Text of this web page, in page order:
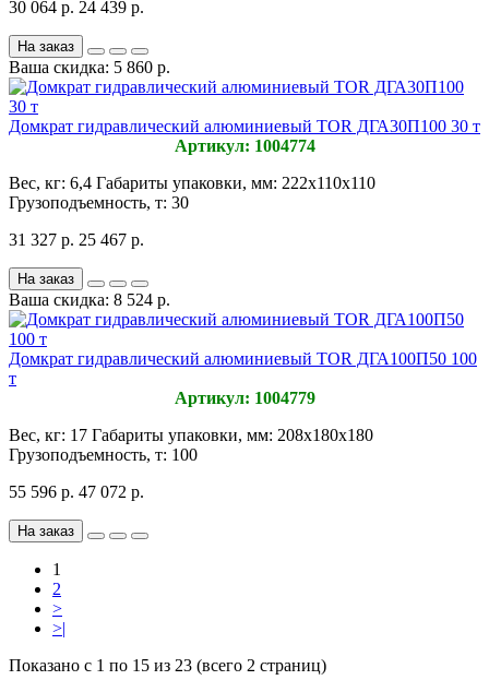
30 064 р. 24 439 р.
На заказ
Ваша скидка: 5 860 р.
Домкрат гидравлический алюминиевый TOR ДГА30П100 30 т
Артикул: 1004774
Вес, кг: 6,4 Габариты упаковки, мм: 222х110х110
Грузоподъемность, т: 30
31 327 р. 25 467 р.
На заказ
Ваша скидка: 8 524 р.
Домкрат гидравлический алюминиевый TOR ДГА100П50 100
т
Артикул: 1004779
Вес, кг: 17 Габариты упаковки, мм: 208х180х180
Грузоподъемность, т: 100
55 596 р. 47 072 р.
На заказ
1
2
>
>|
Показано с 1 по 15 из 23 (всего 2 страниц)